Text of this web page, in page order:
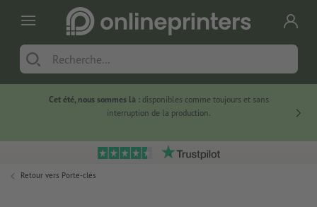
Cet été, nous sommes là :disponibles comme toujours et sans
interruption de la production.
Retour vers Porte-clés